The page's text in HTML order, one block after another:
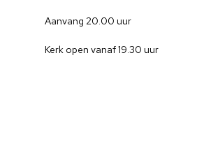
Aanvang 20.00 uur
Kerk open vanaf 19.30 uur